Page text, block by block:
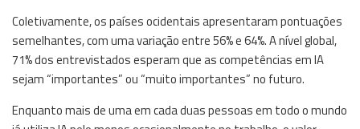
Coletivamente, os países ocidentais apresentaram pontuações
semelhantes, com uma variação entre 56% e 64%. A nível global,
71% dos entrevistados esperam que as competências em IA
sejam “importantes” ou “muito importantes” no futuro.
Enquanto mais de uma em cada duas pessoas em todo o mundo